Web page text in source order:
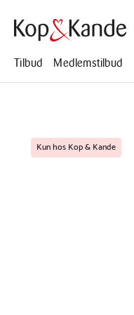
Tilbud
Medlemstilbud
Kun hos Kop & Kande